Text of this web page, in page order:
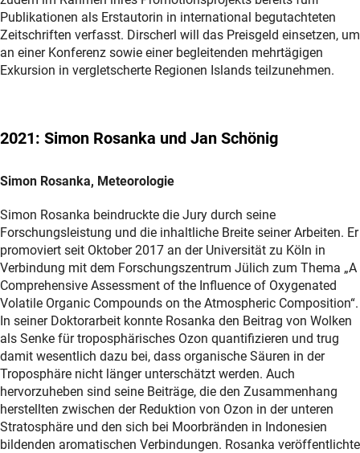
Publikationen als Erstautorin in international begutachteten
Zeitschriften verfasst. Dirscherl will das Preisgeld einsetzen, um
an einer Konferenz sowie einer begleitenden mehrtägigen
Exkursion in vergletscherte Regionen Islands teilzunehmen.
2021: Simon Rosanka und Jan Schönig
Simon Rosanka, Meteorologie
Simon Rosanka beindruckte die Jury durch seine
Forschungsleistung und die inhaltliche Breite seiner Arbeiten. Er
promoviert seit Oktober 2017 an der Universität zu Köln in
Verbindung mit dem Forschungszentrum Jülich zum Thema „A
Comprehensive Assessment of the Influence of Oxygenated
Volatile Organic Compounds on the Atmospheric Composition“.
In seiner Doktorarbeit konnte Rosanka den Beitrag von Wolken
als Senke für troposphärisches Ozon quantifizieren und trug
damit wesentlich dazu bei, dass organische Säuren in der
Troposphäre nicht länger unterschätzt werden. Auch
hervorzuheben sind seine Beiträge, die den Zusammenhang
herstellten zwischen der Reduktion von Ozon in der unteren
Stratosphäre und den sich bei Moorbränden in Indonesien
bildenden aromatischen Verbindungen. Rosanka veröffentlichte